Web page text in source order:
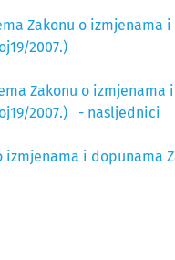
Zakonu o
2007.)
Zakonu o
2007.) - nasljednici
i